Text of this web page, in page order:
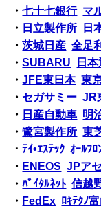
・七十七銀行 マ
・ 日立製作所 日
・茨城日産 全足
・SUBARU 日
・JFE東日本 東
・ セガサミー JR
・ 日産自動車 明
・鷺宮製作所 東
・ﾃｲ•ｴｽﾃｯｸ ｵｰﾙﾌﾛ
・ ENEOS JPア
・ﾊﾞｲﾀﾙﾈｯﾄ 信越
・ FedEx ﾛｷﾃｸﾉ